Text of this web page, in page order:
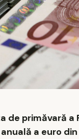
de primăvară
a euro